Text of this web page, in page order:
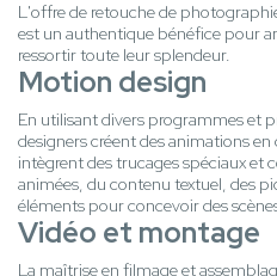
L'offre de retouche de
est un authentique bénéfice pour
ressortir toute leur splendeur.
Motion design
En utilisant divers programmes et
designers créent des animations
intègrent des trucages spéciaux et
animées, du contenu textuel, des
éléments pour concevoir des
Vidéo et montage
La maîtrise en filmage et